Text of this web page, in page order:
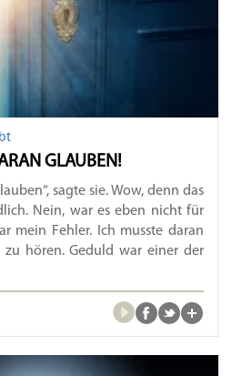
GLAUBEN!
sagte sie. Wow, denn das
Nein, war es eben nicht für
mein Fehler. Ich musste daran
zu hören. Geduld war einer der